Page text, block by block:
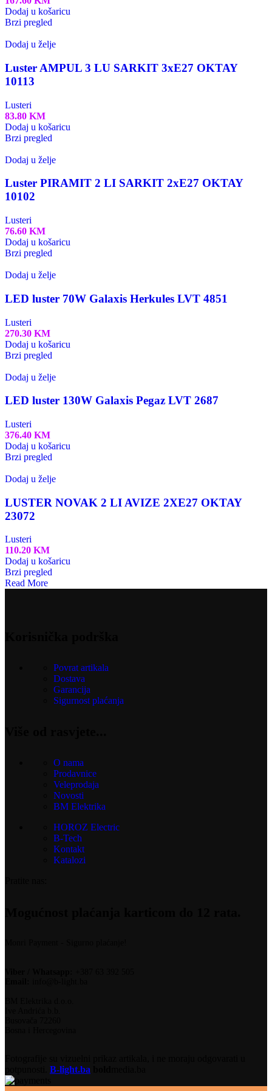
Dodaj u košaricu
Brzi pregled
Dodaj u želje
Luster AMPUL 3 LU SARKIT 3xE27 OKTAY
10113
Lusteri
83.80 KM
Dodaj u košaricu
Brzi pregled
Dodaj u želje
Luster PIRAMIT 2 LI SARKIT 2xE27 OKTAY
10102
Lusteri
76.60 KM
Dodaj u košaricu
Brzi pregled
Dodaj u želje
LED luster 70W Galaxis Herkules LVT 4851
Lusteri
270.30 KM
Dodaj u košaricu
Brzi pregled
Dodaj u želje
LED luster 130W Galaxis Pegaz LVT 2687
Lusteri
376.40 KM
Dodaj u košaricu
Brzi pregled
Dodaj u želje
LUSTER NOVAK 2 LI AVIZE 2XE27 OKTAY
23072
Lusteri
110.20 KM
Dodaj u košaricu
Brzi pregled
Read More
Povrat artikala
Dostava
Garancija
Sigurnost plaćanja
O nama
Prodavnice
Veleprodaja
Novosti
BM Elektrika
HOROZ Electric
B-Tech
Kontakt
Katalozi
B-light.ba